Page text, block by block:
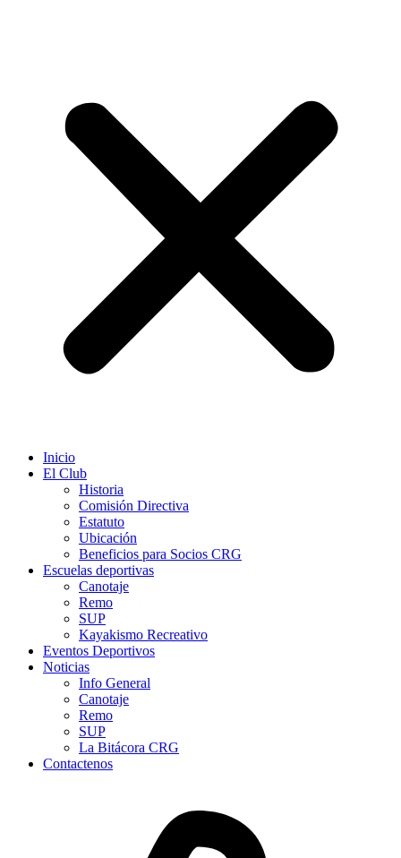
Inicio
El Club
Historia
Comisión Directiva
Estatuto
Ubicación
Beneficios para Socios CRG
Escuelas deportivas
Canotaje
Remo
SUP
Kayakismo Recreativo
Eventos Deportivos
Noticias
Info General
Canotaje
Remo
SUP
La Bitácora CRG
Contactenos